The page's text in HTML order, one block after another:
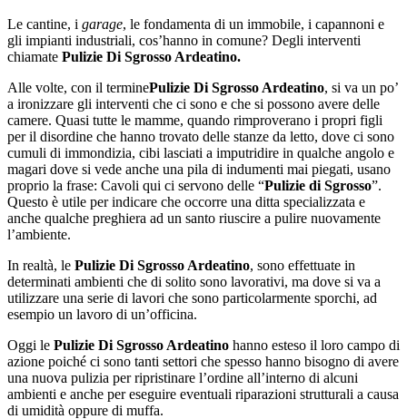
Le cantine, i garage, le fondamenta di un immobile, i capannoni e
gli impianti industriali, cos’hanno in comune? Degli interventi
chiamate Pulizie Di Sgrosso Ardeatino.
Alle volte, con il terminePulizie Di Sgrosso Ardeatino, si va un po’
a ironizzare gli interventi che ci sono e che si possono avere delle
camere. Quasi tutte le mamme, quando rimproverano i propri figli
per il disordine che hanno trovato delle stanze da letto, dove ci sono
cumuli di immondizia, cibi lasciati a imputridire in qualche angolo e
magari dove si vede anche una pila di indumenti mai piegati, usano
proprio la frase: Cavoli qui ci servono delle “Pulizie di Sgrosso”.
Questo è utile per indicare che occorre una ditta specializzata e
anche qualche preghiera ad un santo riuscire a pulire nuovamente
l’ambiente.
In realtà, le Pulizie Di Sgrosso Ardeatino, sono effettuate in
determinati ambienti che di solito sono lavorativi, ma dove si va a
utilizzare una serie di lavori che sono particolarmente sporchi, ad
esempio un lavoro di un’officina.
Oggi le Pulizie Di Sgrosso Ardeatino hanno esteso il loro campo di
azione poiché ci sono tanti settori che spesso hanno bisogno di avere
una nuova pulizia per ripristinare l’ordine all’interno di alcuni
ambienti e anche per eseguire eventuali riparazioni strutturali a causa
di umidità oppure di muffa.